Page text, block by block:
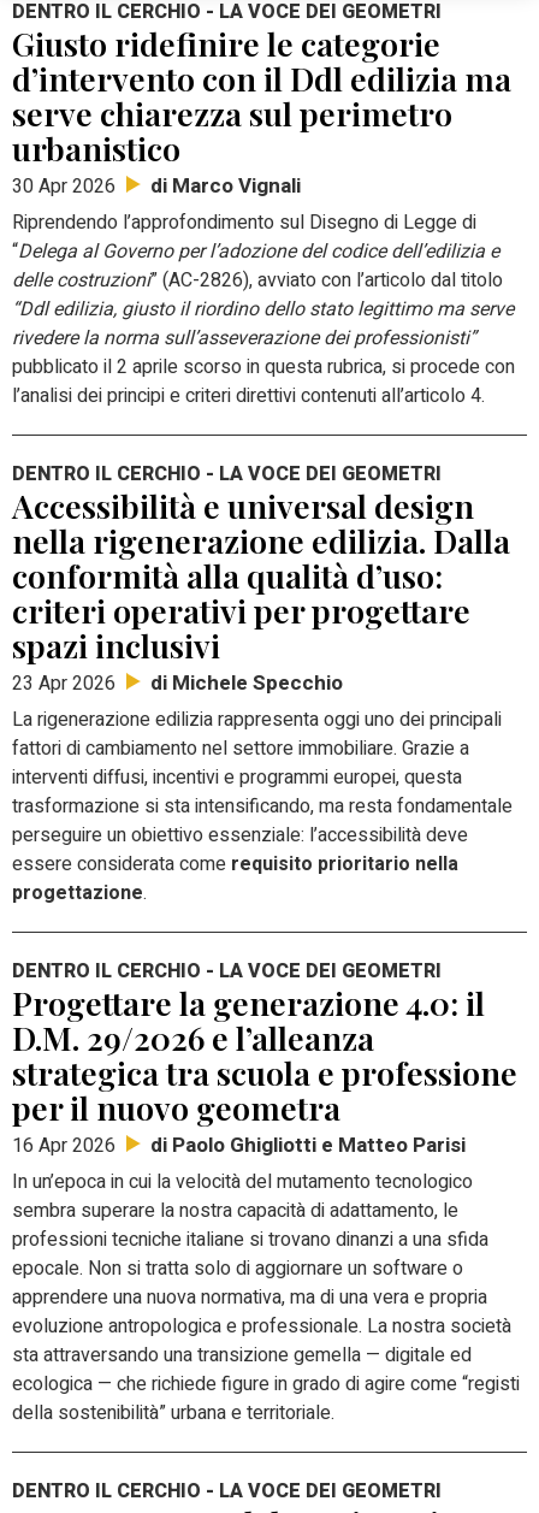
DENTRO IL CERCHIO - LA VOCE DEI GEOMETRI
Giusto ridefinire le categorie
d’intervento con il Ddl edilizia ma
serve chiarezza sul perimetro
urbanistico
30 Apr 2026 di Marco Vignali
Riprendendo l’approfondimento sul Disegno di Legge di
“Delega al Governo per l’adozione del codice dell’edilizia e
delle costruzioni” (AC-2826), avviato con l’articolo dal titolo
“Ddl edilizia, giusto il riordino dello stato legittimo ma serve
rivedere la norma sull’asseverazione dei professionisti”
pubblicato il 2 aprile scorso in questa rubrica, si procede con
l’analisi dei principi e criteri direttivi contenuti all’articolo 4.
DENTRO IL CERCHIO - LA VOCE DEI GEOMETRI
Accessibilità e universal design
nella rigenerazione edilizia. Dalla
conformità alla qualità d’uso:
criteri operativi per progettare
spazi inclusivi
23 Apr 2026 di Michele Specchio
La rigenerazione edilizia rappresenta oggi uno dei principali
fattori di cambiamento nel settore immobiliare. Grazie a
interventi diffusi, incentivi e programmi europei, questa
trasformazione si sta intensificando, ma resta fondamentale
perseguire un obiettivo essenziale: l’accessibilità deve
essere considerata come requisito prioritario nella
progettazione.
DENTRO IL CERCHIO - LA VOCE DEI GEOMETRI
Progettare la generazione 4.0: il
D.M. 29/2026 e l’alleanza
strategica tra scuola e professione
per il nuovo geometra
16 Apr 2026 di Paolo Ghigliotti e Matteo Parisi
In un’epoca in cui la velocità del mutamento tecnologico
sembra superare la nostra capacità di adattamento, le
professioni tecniche italiane si trovano dinanzi a una sfida
epocale. Non si tratta solo di aggiornare un software o
apprendere una nuova normativa, ma di una vera e propria
evoluzione antropologica e professionale. La nostra società
sta attraversando una transizione gemella — digitale ed
ecologica — che richiede figure in grado di agire come “registi
della sostenibilità” urbana e territoriale.
DENTRO IL CERCHIO - LA VOCE DEI GEOMETRI